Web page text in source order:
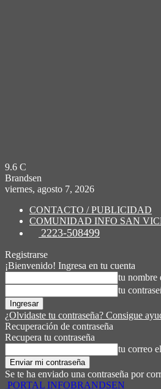
9.6 C
Brandsen
viernes, agosto 7, 2026
CONTACTO / PUBLICIDAD
COMUNIDAD INFO SAN
2223-508499
Registrarse
¡Bienvenido! Ingresa en tu cuenta
tu nombre
tu
¿Olvidaste tu contraseña? Consigue
Recuperación de contraseña
Recupera tu contraseña
tu correo
Se te ha enviado una contraseña por
PORTAL INFOBRANDSEN